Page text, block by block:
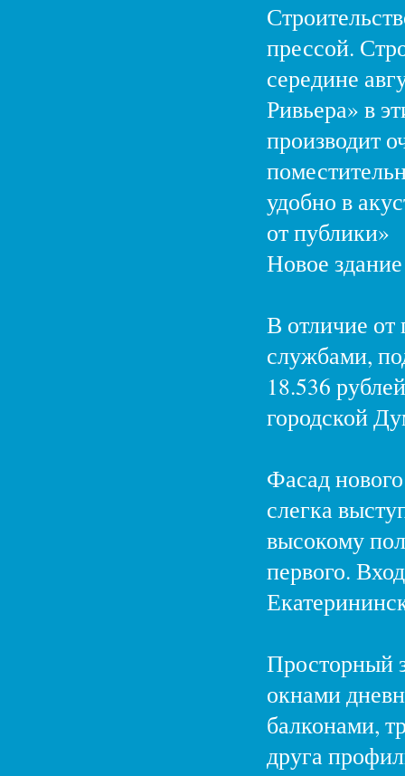
прессой.
середине
Ривьера» в
производит
удобно в
от публики»
Новое
В отличие
службами,
18.536
городской
Фасад
слегка
высокому
первого.
Просторный
окнами
балконами,
друга